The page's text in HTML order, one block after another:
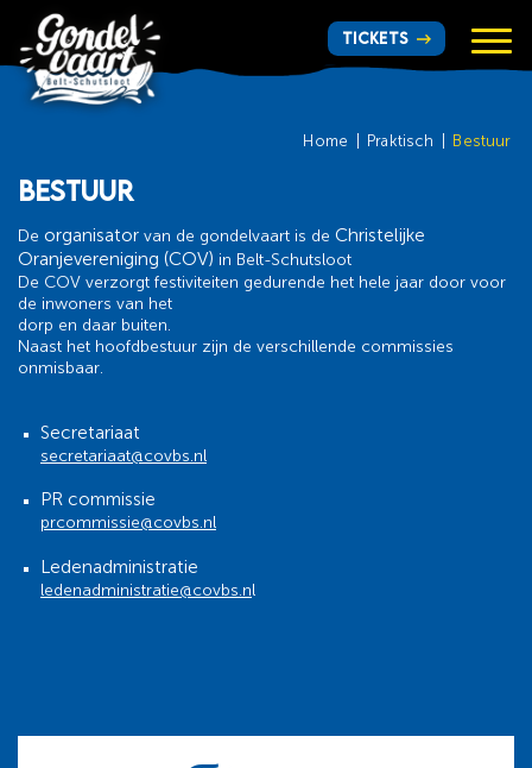
Tickets
Home Praktisch Bestuur
Bestuur
De organisator van de gondelvaart is de Christelijke
Oranjevereniging (COV) in Belt-Schutsloot
De COV verzorgt festiviteiten gedurende het hele jaar door voor
de inwoners van het
dorp en daar buiten.
Naast het hoofdbestuur zijn de verschillende commissies
onmisbaar.
Secretariaat
secretariaat@covbs.nl
PR commissie
prcommissie@covbs.nl
Ledenadministratie
ledenadministratie@covbs.n